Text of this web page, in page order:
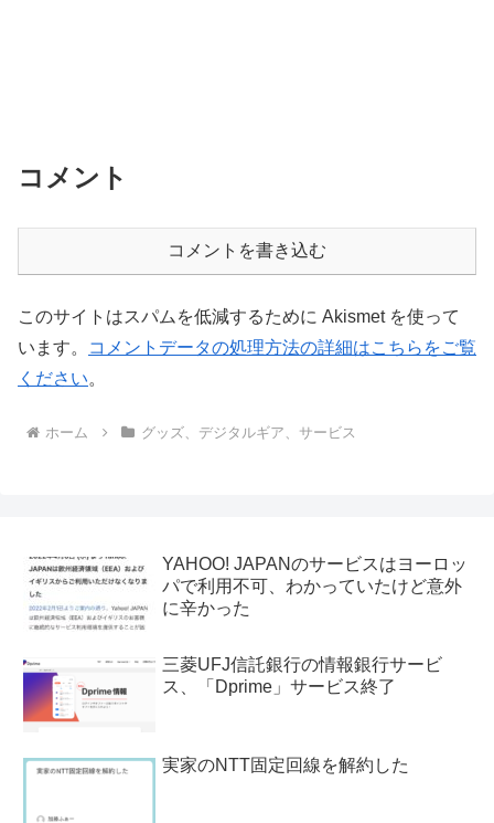
コメント
コメントを書き込む
このサイトはスパムを低減するために Akismet を使って
います。
コメントデータの処理方法の詳細はこちらをご覧
ください。
ホーム グッズ、デジタルギア、サービス
YAHOO! JAPANのサービスはヨーロッ
パで利用不可、わかっていたけど意外
に辛かった
三菱UFJ信託銀行の情報銀行サービ
ス、「Dprime」サービス終了
実家のNTT固定回線を解約した